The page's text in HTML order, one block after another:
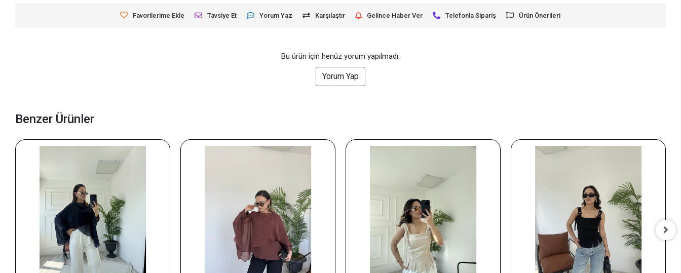
Favorilerime Ekle Tavsiye Et Yorum Yaz Karşılaştır Gelince Haber Ver Telefonla Sipariş Ürün Önerileri
Bu ürün için henüz yorum yapılmadı.
Yorum Yap
Benzer Ürünler